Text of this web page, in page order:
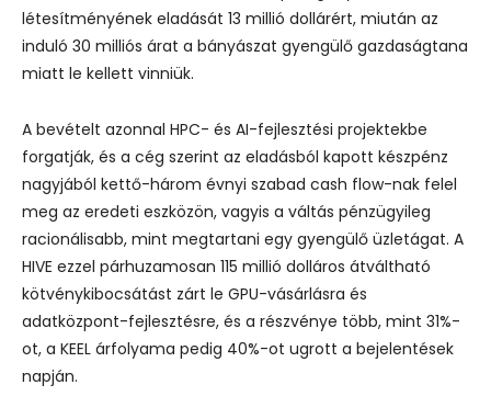
létesítményének eladását 13 millió dollárért, miután az
induló 30 milliós árat a bányászat gyengülő gazdaságtana
miatt le kellett vinniük.
A bevételt azonnal HPC- és AI-fejlesztési projektekbe
forgatják, és a cég szerint az eladásból kapott készpénz
nagyjából kettő-három évnyi szabad cash flow-nak felel
meg az eredeti eszközön, vagyis a váltás pénzügyileg
racionálisabb, mint megtartani egy gyengülő üzletágat. A
HIVE ezzel párhuzamosan 115 millió dolláros átváltható
kötvénykibocsátást zárt le GPU-vásárlásra és
adatközpont-fejlesztésre, és a részvénye több, mint 31%-
ot, a KEEL árfolyama pedig 40%-ot ugrott a bejelentések
napján.